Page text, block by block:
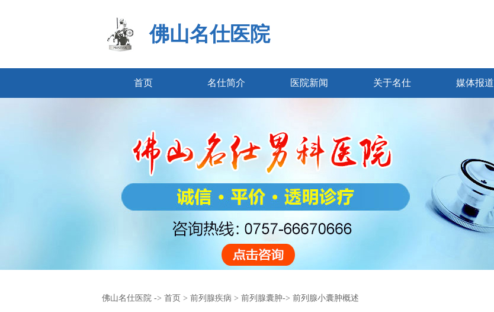
佛山名仕医院
首页 名仕简介 医院新闻 关于名仕 媒体报道
佛山名仕医院 -> 首页 > 前列腺疾病 > 前列腺囊肿-> 前列腺小囊肿概述